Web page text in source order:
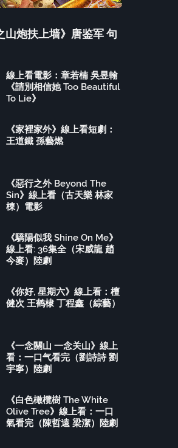
山炮扶上墙》唐鉴军 句
線上看電影：章若楠 吳昱翰
《請別相信她 Too Beautiful
To Lie》
《家裡家外》線上看短劇：
王道鐵 孫藝燃
《惡行之外 Beyond The
Sin》線上看（古天樂 林家
棟）電影
《驕陽似我 Shine On Me》
線上看: 36集全（宋威龍 趙
今麥）陸劇
《你好, 星期六》線上看：檀
健次 王鹤棣 丁程鑫（綜藝）
《一念關山 一念关山》線上
看：一口气看完（劉詩詩 劉
宇寧）陸劇
《白色橄欖樹 The White
Olive Tree》線上看：一口
氣看完（陳哲遠 梁潔）陸劇